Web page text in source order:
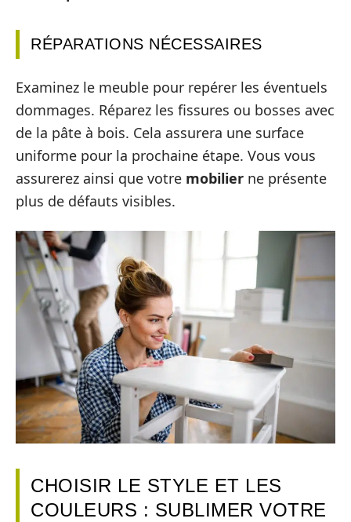
RÉPARATIONS NÉCESSAIRES
Examinez le meuble pour repérer les éventuels
dommages. Réparez les fissures ou bosses avec
de la pâte à bois. Cela assurera une surface
uniforme pour la prochaine étape. Vous vous
assurerez ainsi que votre mobilier ne présente
plus de défauts visibles.
CHOISIR LE STYLE ET LES
COULEURS : SUBLIMER VOTRE